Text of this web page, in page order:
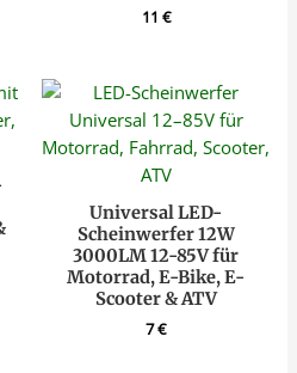
11 €
Universal LED-
Scheinwerfer 12W
3000LM 12-85V für
Motorrad, E-Bike, E-
Scooter & ATV
7€